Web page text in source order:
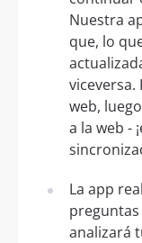
Nuestra
que, lo
viceversa.
web,
a la web -
La app
analizará